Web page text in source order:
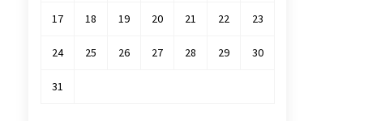
17 18 19 20 21 22 23
24 25 26 27 28 29 30
31